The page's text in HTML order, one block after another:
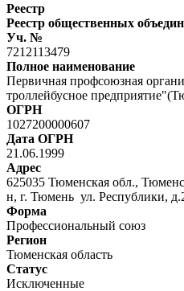
Реестр
Реестр общественных
Уч. №
7212113479
Полное наименование
Первичная профсоюзная
троллейбусное
ОГРН
1027200000607
Дата ОГРН
21.06.1999
Адрес
625035 Тюменская обл.,
н, г. Тюмень ул. Республики,
Форма
Профессиональный союз
Регион
Тюменская область
Статус
Исключенные